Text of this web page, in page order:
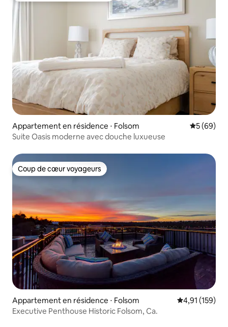
Appartement en résidence ⋅ Folsom
5 (69)
Suite Oasis moderne avec douche luxueuse
Coup de cœur voyageurs
Coup de cœur voyageurs
Appartement en résidence ⋅ Folsom Évaluation
4,91 (159)
Executive Penthouse Historic Folsom, Ca.